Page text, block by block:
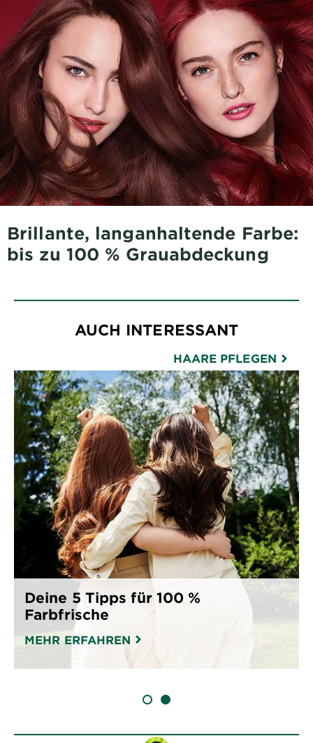
Brillante, langanhaltende Farbe:
bis zu 100 % Grauabdeckung
AUCH INTERESSANT
HAARE PFLEGEN
Deine 5 Tipps für 100 %
Farbfrische
MEHR ERFAHREN
SLIDE 1SLIDE 2